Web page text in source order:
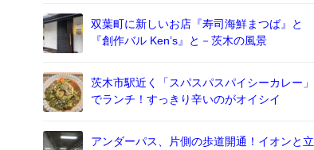
双葉町に新しいお店『寿司海鮮まつば』と
『創作バル Ken’s』と－茨木の風景
茨木市駅近く「スパスパスパイシーカレー」
でランチ！すっきり辛いのがオイシイ
アンダーパス、片側の歩道開通！イオンと立